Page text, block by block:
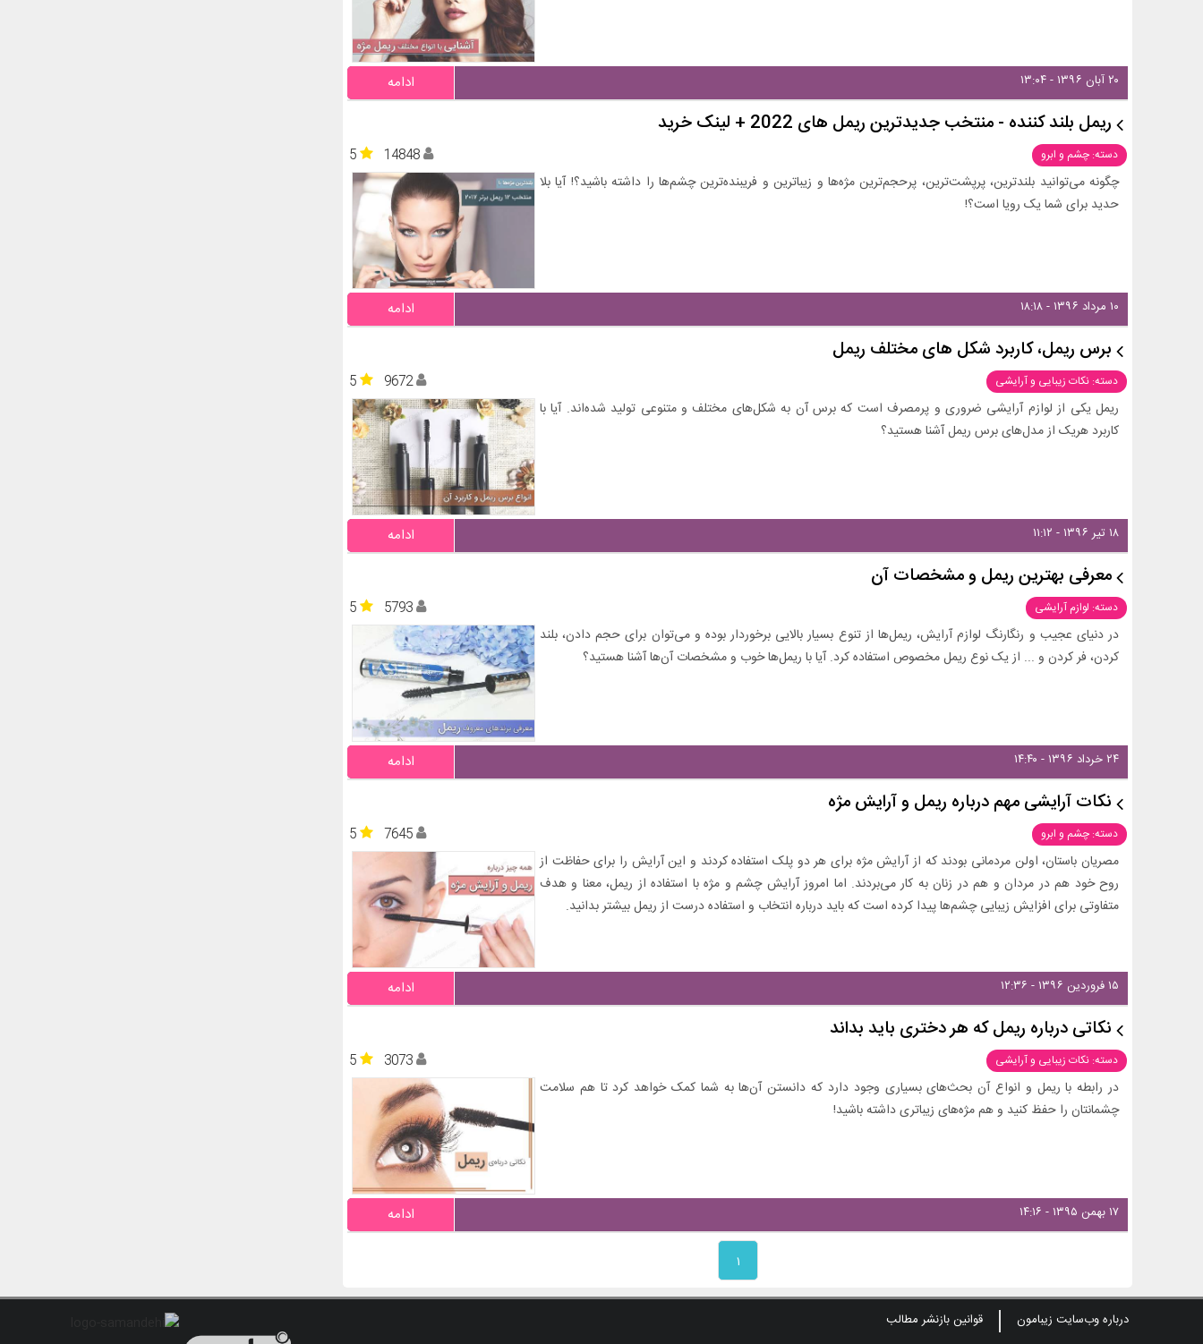
۲۰ آبان ۱۳۹۶ - ۱۳:۰۴ ادامه
ریمل بلند کننده - منتخب جدیدترین ریمل های 2022 + لینک خرید
دسته: چشم و ابرو 5
14848
چگونه می‌توانید بلندترین، پرپشت‌ترین، پرحجم‌ترین مژه‌ها و زیباترین و فریبنده‌ترین چشم‌ها را داشته باشید؟! آیا بلا
حدید برای شما یک رویا است؟!
۱۰ مرداد ۱۳۹۶ - ۱۸:۱۸ ادامه
برس ریمل، کاربرد شکل های مختلف ریمل
دسته: نکات زیبایی و آرایشی 5
9672
ریمل یکی از لوازم آرایشی ضروری و پرمصرف است که برس آن به شکل‌های مختلف و متنوعی تولید شده‌اند. آیا با
کاربرد هریک از مدل‌های برس ریمل آشنا هستید؟
۱۸ تیر ۱۳۹۶ - ۱۱:۱۲ ادامه
معرفی بهترین ریمل و مشخصات آن
دسته: لوازم آرایشی 5
5793
در دنیای عجیب و رنگارنگ لوازم آرایش، ریمل‌ها از تنوع بسیار بالایی برخوردار بوده و می‌توان برای حجم دادن، بلند
کردن، فر کردن و ... از یک نوع ریمل مخصوص استفاده کرد. آیا با ریمل‌ها خوب و مشخصات آن‌ها آشنا هستید؟
۲۴ خرداد ۱۳۹۶ - ۱۴:۴۰ ادامه
نکات آرایشی مهم درباره ریمل و آرایش مژه
دسته: چشم و ابرو 5
7645
مصریان باستان، اولن مردمانی بودند که از آرایش مژه برای هر دو پلک استفاده کردند و این آرایش را برای حفاظت از
روح خود هم در مردان و هم در زنان به کار می‌بردند. اما امروز آرایش چشم و مژه با استفاده از ریمل، معنا و هدف
متفاوتی برای افزایش زیبایی چشم‌ها پیدا کرده است که باید درباره انتخاب و استفاده درست از ریمل بیشتر بدانید.
۱۵ فروردین ۱۳۹۶ - ۱۲:۳۶ ادامه
نکاتی درباره ریمل که هر دختری باید بداند
دسته: نکات زیبایی و آرایشی 5
3073
در رابطه با ریمل و انواع آن بحث‌‌های بسیاری وجود دارد که دانستن آن‌ها به شما کمک خواهد کرد تا هم سلامت
چشمانتان را حفظ کنید و هم مژه‌های زیباتری داشته باشید!
۱۷ بهمن ۱۳۹۵ - ۱۴:۱۶ ادامه
۱
درباره وب‌سایت زیبامون
قوانین بازنشر مطالب